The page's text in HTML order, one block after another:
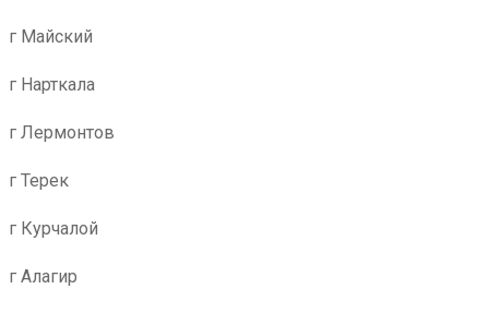
г Майский
г Нарткала
г Лермонтов
г Терек
г Курчалой
г Алагир